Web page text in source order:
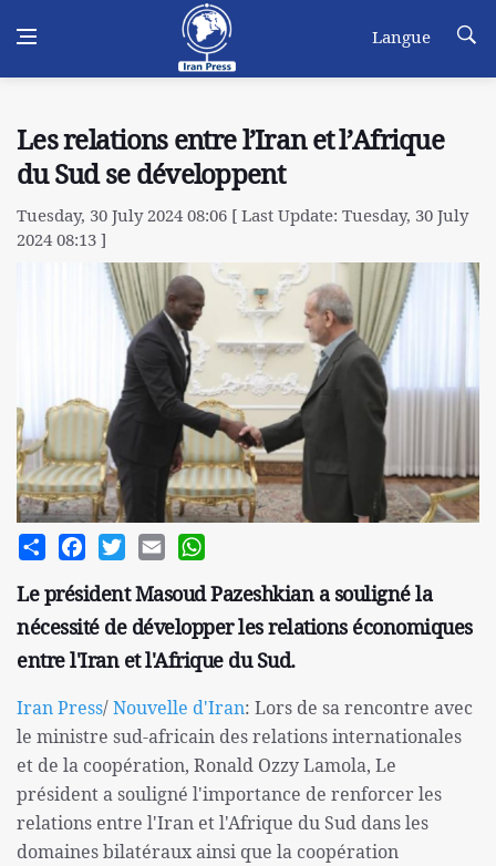
Langue
Les relations entre l’Iran et l’Afrique
du Sud se développent
Tuesday, 30 July 2024 08:06 [ Last Update: Tuesday, 30 July
2024 08:13 ]
Share FacebookTwitterEmail
Le président Masoud Pazeshkian a souligné la
nécessité de développer les relations économiques
entre l'Iran et l'Afrique du Sud.
Iran Press/Nouvelle d'Iran: Lors de sa rencontre avec
le ministre sud-africain des relations internationales
et de la coopération, Ronald Ozzy Lamola, Le
président a souligné l'importance de renforcer les
relations entre l'Iran et l'Afrique du Sud dans les
domaines bilatéraux ainsi que la coopération